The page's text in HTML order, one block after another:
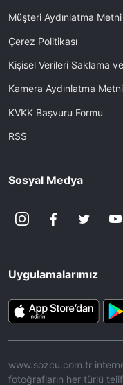
Müşteri Aydınlatma Metni
Çerez Politikası
Kişisel Verileri Saklama
Kamera Aydınlatma Metni
KVKK Başvuru Formu
RSS
Sosyal Medya
Uygulamalarımız
www.sozcu.com.tr
fotoğrafların her türlü